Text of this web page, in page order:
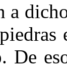
a
De